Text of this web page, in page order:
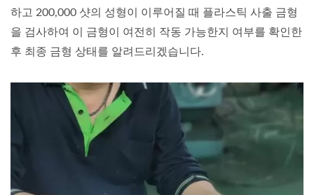
하고 200,000 샷의 성형이 이루어질 때 플라스틱 사출 금형
을 검사하여 이 금형이 여전히 작동 가능한지 여부를 확인한
후 최종 금형 상태를 알려드리겠습니다.